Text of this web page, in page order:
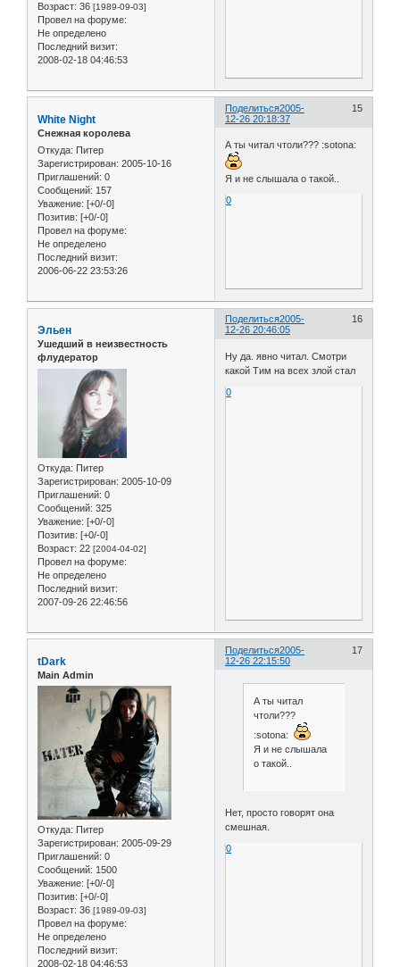
Возраст: 36 [1989-09-03]
Провел на форуме:
Не определено
Последний визит:
2008-02-18 04:46:53
Поделиться 15
2005-
12-26 20:18:37
White Night
Снежная королева
Откуда: Питер
Зарегистрирован: 2005-10-16
Приглашений: 0
Сообщений: 157
Уважение: [+0/-0]
Позитив: [+0/-0]
Провел на форуме:
Не определено
Последний визит:
2006-06-22 23:53:26
А ты читал чтоли??? :sotona:
Я и не слышала о такой..
0
Поделиться 16
2005-
12-26 20:46:05
Эльен
Ушедший в неизвестность
флудератор
Откуда: Питер
Зарегистрирован: 2005-10-09
Приглашений: 0
Сообщений: 325
Уважение: [+0/-0]
Позитив: [+0/-0]
Возраст: 22 [2004-04-02]
Провел на форуме:
Не определено
Последний визит:
2007-09-26 22:46:56
Ну да. явно читал. Смотри
какой Тим на всех злой стал
0
Поделиться 17
2005-
12-26 22:15:50
tDark
Main Admin
Откуда: Питер
Зарегистрирован: 2005-09-29
Приглашений: 0
Сообщений: 1500
Уважение: [+0/-0]
Позитив: [+0/-0]
Возраст: 36 [1989-09-03]
Провел на форуме:
Не определено
Последний визит:
2008-02-18 04:46:53
А ты читал
чтоли???
:sotona:
Я и не слышала
о такой..
Нет, просто говорят она
смешная.
0